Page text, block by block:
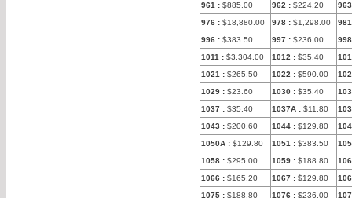
961 : $885.00 962 : $224.20
963
976 : $18,880.00 978 : $1,298.00
981
996 : $383.50 997 : $236.00
998
1011 : $3,304.00 1012 : $35.40
1021 : $265.50 1022 : $590.00
1029 : $23.60 1030 : $35.40
1037 : $35.40 1037A : $11.80
1043 : $200.60 1044 : $129.80
1050A : $129.80 1051 : $383.50
1058 : $295.00 1059 : $188.80
1066 : $165.20 1067 : $129.80
1075 : $188.80 1076 : $236.00